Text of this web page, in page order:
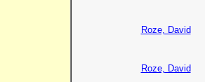
Roze, David
Roze, David